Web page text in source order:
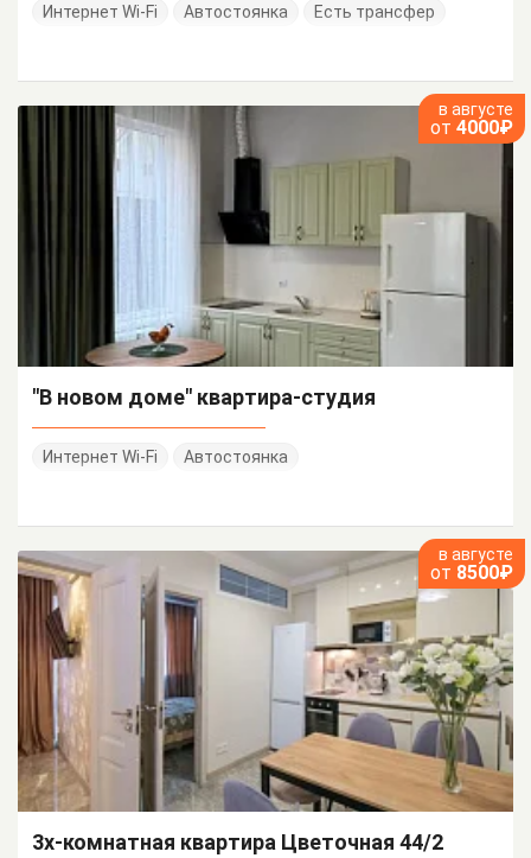
Интернет Wi-Fi Автостоянка Есть трансфер
в августе
от 4000₽
"В новом доме" квартира-студия
Интернет Wi-Fi Автостоянка
в августе
от 8500₽
3х-комнатная квартира Цветочная 44/2